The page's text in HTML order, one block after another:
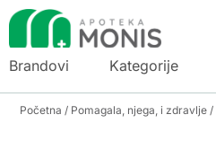
Brandovi Kategorije
Početna / Pomagala, njega, i zdravlje /